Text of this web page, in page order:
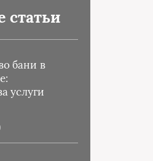
бани в
услуги